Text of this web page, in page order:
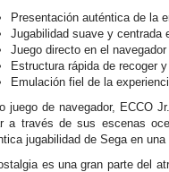
Presentación auténtica de la
Jugabilidad suave y centrada
Juego directo en el
Estructura rápida de recoger
Emulación fiel de la
juego de navegador, ECCO
a través de sus escenas
jugabilidad de Sega en
es una gran parte del